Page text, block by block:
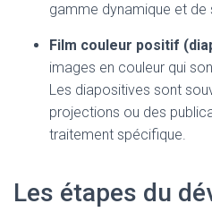
gamme dynamique et de
Film couleur positif
images en couleur qui
Les diapositives sont
projections ou des
traitement spécifique.
Les étapes du